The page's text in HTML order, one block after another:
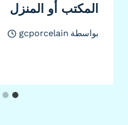
المكتب أو المنزل
بواسطة gcporcelain